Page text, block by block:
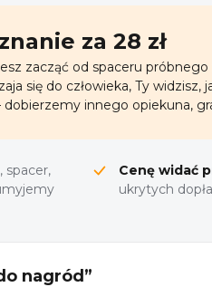
za 28 zł
zacząć od spaceru próbnego
się do człowieka, Ty widzisz,
innego opiekuna,
spacer,
Cenę widać
ukrytych
nagród”